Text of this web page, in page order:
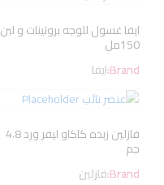
ايفا غسول للوجه بروتينات و لبن
150مل
Brand:ايفا
فازلين زبده كاكاو ليفر ورد 4.8
جم
Brand:فازلين